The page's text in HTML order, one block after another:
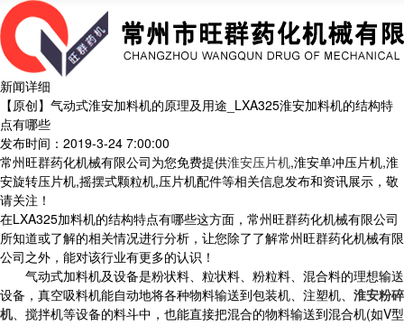
新闻详细
【原创】气动式淮安加料机的原理及用途_LXA325淮安加料机的结构特
点有哪些
发布时间：2019-3-24 7:00:00
常州旺群药化机械有限公司为您免费提供淮安压片机,淮安单冲压片机,淮
安旋转压片机,摇摆式颗粒机,压片机配件等相关信息发布和资讯展示，敬
请关注！
在LXA325加料机的结构特点有哪些这方面，常州旺群药化机械有限公司
所知道或了解的相关情况进行分析，让您除了了解常州旺群药化机械有限
公司之外，能对该行业有更多的认识！
气动式加料机及设备是粉状料、粒状料、粉粒料、混合料的理想输送
设备，真空吸料机能自动地将各种物料输送到包装机、注塑机、 淮安粉碎
机、搅拌机等设备的料斗中，也能直接把混合的物料输送到混合机(如V型